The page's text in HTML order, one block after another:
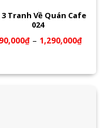
3 Tranh Về Quán Cafe
024
₫– 1,290,000₫